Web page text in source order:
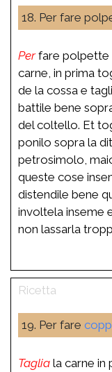
18. Per fare
Perfare polpette
carne, in prima
de la cossa e
battile bene
del coltello. Et
ponilo sopra la
petrosimolo,
queste cose
distendile bene
involtela inseme
non lassarla
19. Per fare
Taglia la carne in